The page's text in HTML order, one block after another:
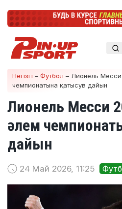
Негізгі – Футбол – Лионель
чемпионатына қатысуға дайын
Лионель Месси
әлем
дайын
24 Май 2026, 11:25